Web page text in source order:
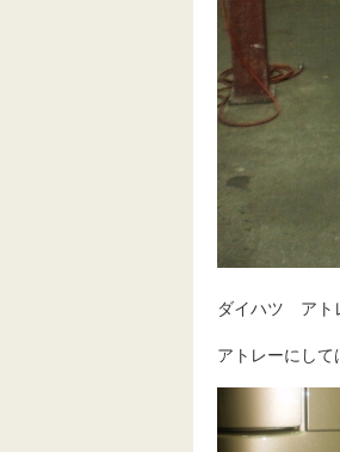
ダイハツ ア
アトレーにして